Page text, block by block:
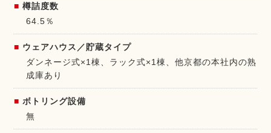
樽詰度数
64.5％
ウェアハウス／貯蔵タイプ
ダンネージ式×1棟、ラック式×1棟、他京都の本社内の熟
成庫あり
ボトリング設備
無